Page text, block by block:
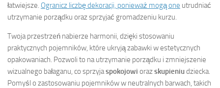
łatwiejsze. Ogranicz liczbę dekoracji, ponieważ mogą one utrudniać
utrzymanie porządku oraz sprzyjać gromadzeniu kurzu.
Twoja przestrzeń nabierze harmonii, dzięki stosowaniu
praktycznych pojemników, które ukryją zabawki w estetycznych
opakowaniach. Pozwoli to na utrzymanie porządku i zmniejszenie
wizualnego bałaganu, co sprzyjaspokojowi orazskupieniudziecka.
Pomyśl o zastosowaniu pojemników w neutralnych barwach, takich